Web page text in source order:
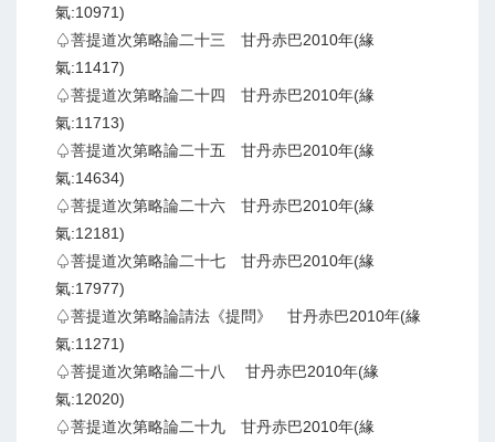
氣:10971)
♤菩提道次第略論二十三 甘丹赤巴2010年(緣
氣:11417)
♤菩提道次第略論二十四 甘丹赤巴2010年(緣
氣:11713)
♤菩提道次第略論二十五 甘丹赤巴2010年(緣
氣:14634)
♤菩提道次第略論二十六 甘丹赤巴2010年(緣
氣:12181)
♤菩提道次第略論二十七 甘丹赤巴2010年(緣
氣:17977)
♤菩提道次第略論請法《提問》 甘丹赤巴2010年(緣
氣:11271)
♤菩提道次第略論二十八 甘丹赤巴2010年(緣
氣:12020)
♤菩提道次第略論二十九 甘丹赤巴2010年(緣